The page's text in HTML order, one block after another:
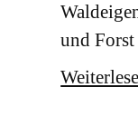
und